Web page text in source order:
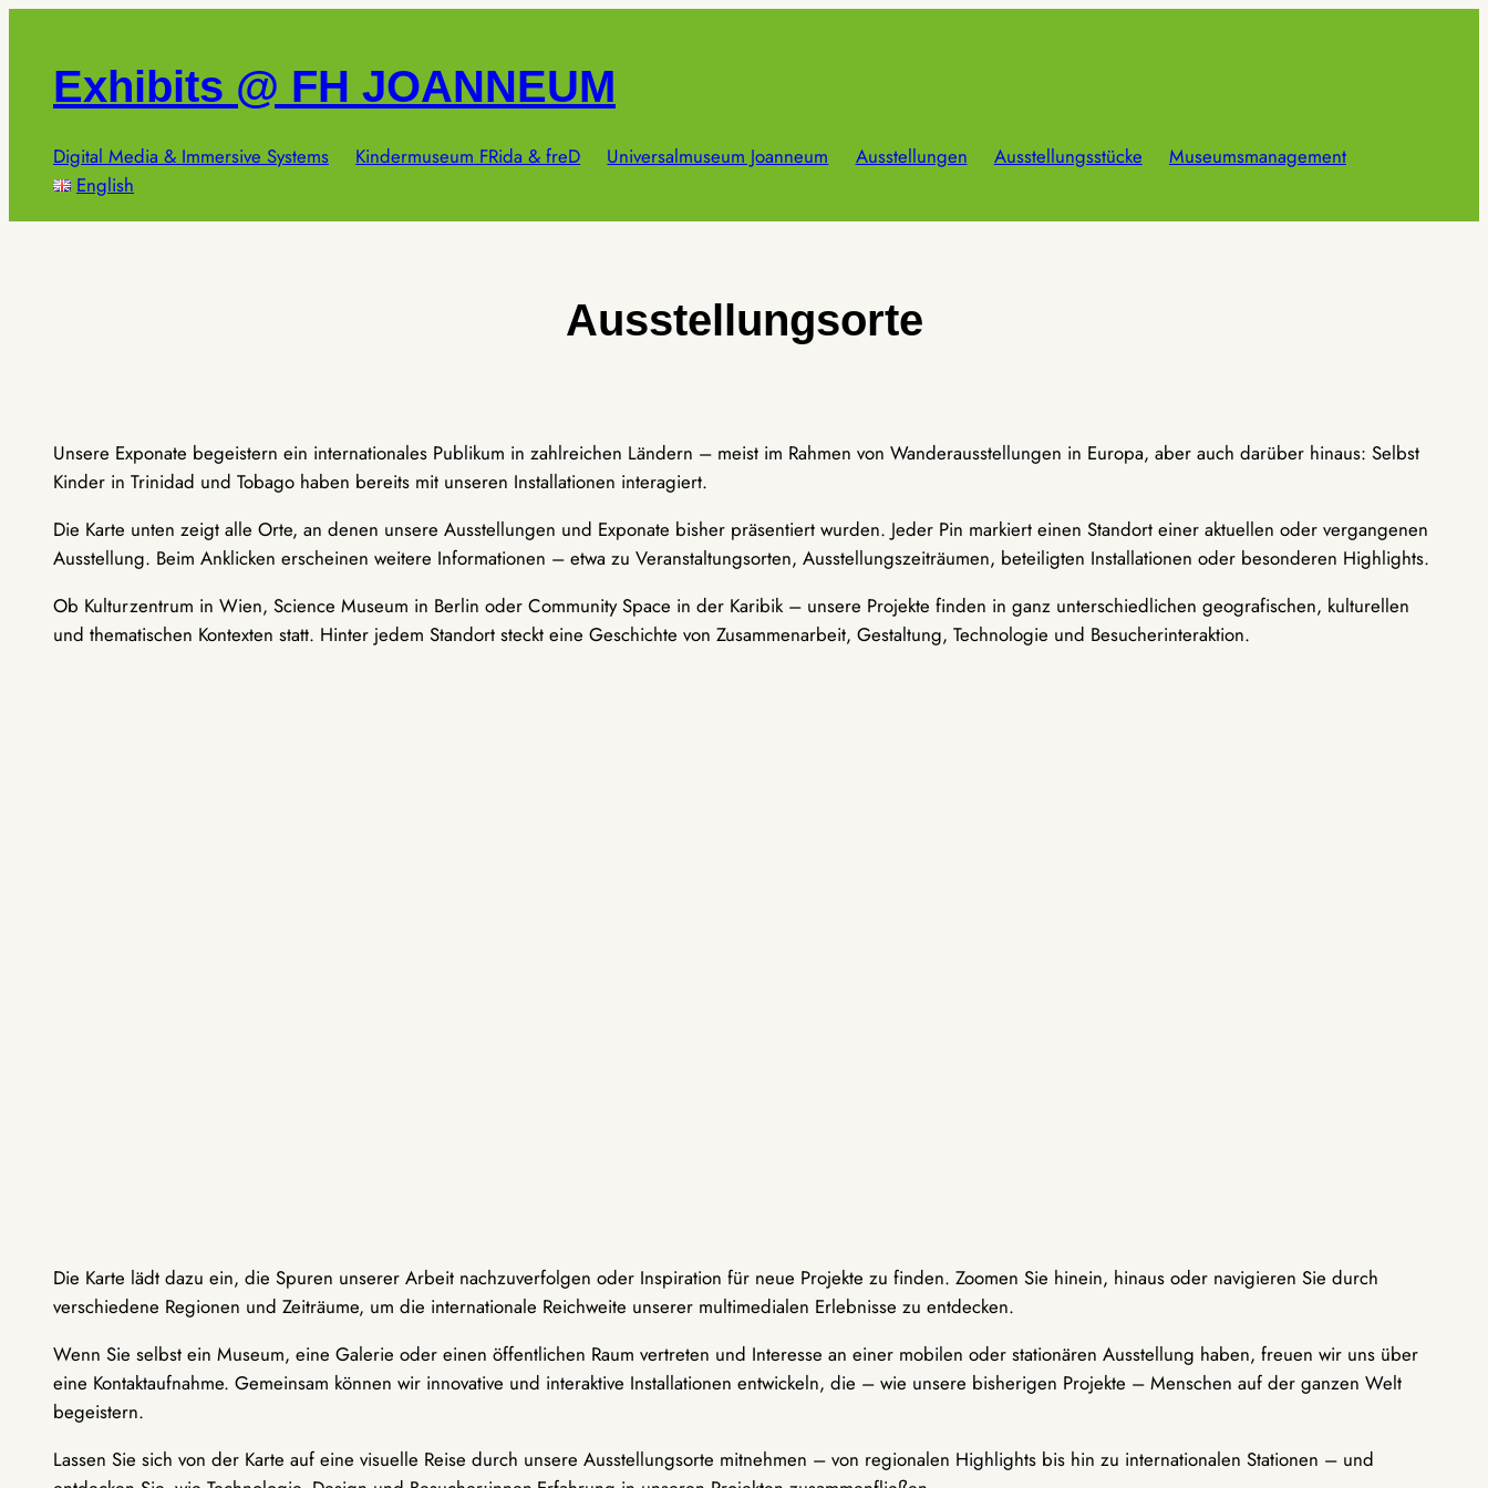
springenExhibits @ FH JOANNEUM
Digital Media & Immersive Systems Kindermuseum FRida & freD Universalmuseum Joanneum Ausstellungen Ausstellungsstücke
Museumsmanagement
English
Ausstellungsorte
Unsere Exponate begeistern ein internationales Publikum in zahlreichen Ländern – meist im Rahmen von Wanderausstellungen in Europa, aber auch darüber hinaus: Selbst
Kinder in Trinidad und Tobago haben bereits mit unseren Installationen interagiert.
Die Karte unten zeigt alle Orte, an denen unsere Ausstellungen und Exponate bisher präsentiert wurden. Jeder Pin markiert einen Standort einer aktuellen oder vergangenen
Ausstellung. Beim Anklicken erscheinen weitere Informationen – etwa zu Veranstaltungsorten, Ausstellungszeiträumen, beteiligten Installationen oder besonderen Highlights.
Ob Kulturzentrum in Wien, Science Museum in Berlin oder Community Space in der Karibik – unsere Projekte finden in ganz unterschiedlichen geografischen, kulturellen
und thematischen Kontexten statt. Hinter jedem Standort steckt eine Geschichte von Zusammenarbeit, Gestaltung, Technologie und Besucherinteraktion.
Die Karte lädt dazu ein, die Spuren unserer Arbeit nachzuverfolgen oder Inspiration für neue Projekte zu finden. Zoomen Sie hinein, hinaus oder navigieren Sie durch
verschiedene Regionen und Zeiträume, um die internationale Reichweite unserer multimedialen Erlebnisse zu entdecken.
Wenn Sie selbst ein Museum, eine Galerie oder einen öffentlichen Raum vertreten und Interesse an einer mobilen oder stationären Ausstellung haben, freuen wir uns über
eine Kontaktaufnahme. Gemeinsam können wir innovative und interaktive Installationen entwickeln, die – wie unsere bisherigen Projekte – Menschen auf der ganzen Welt
begeistern.
Lassen Sie sich von der Karte auf eine visuelle Reise durch unsere Ausstellungsorte mitnehmen – von regionalen Highlights bis hin zu internationalen Stationen – und